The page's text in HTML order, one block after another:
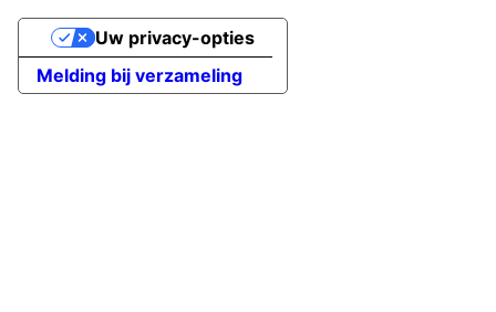
Melding bij verzameling
Uw privacy-opties